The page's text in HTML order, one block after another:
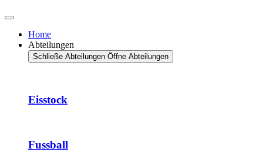
Home
Abteilungen
Schließe Abteilungen Öffne Abteilungen
Eisstock
Fussball